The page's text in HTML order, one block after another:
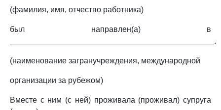
(фамилия, имя, отчество работника)
был направлен(а) в
______________________________________________.
(наименование загранучреждения, международной
организации за рубежом)
Вместе с ним (с ней) проживала (проживал) супруга